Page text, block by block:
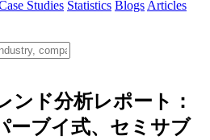
Studies Statistics Blogs Articles
ンド分析レポート：
ーブイ式、セミサブ